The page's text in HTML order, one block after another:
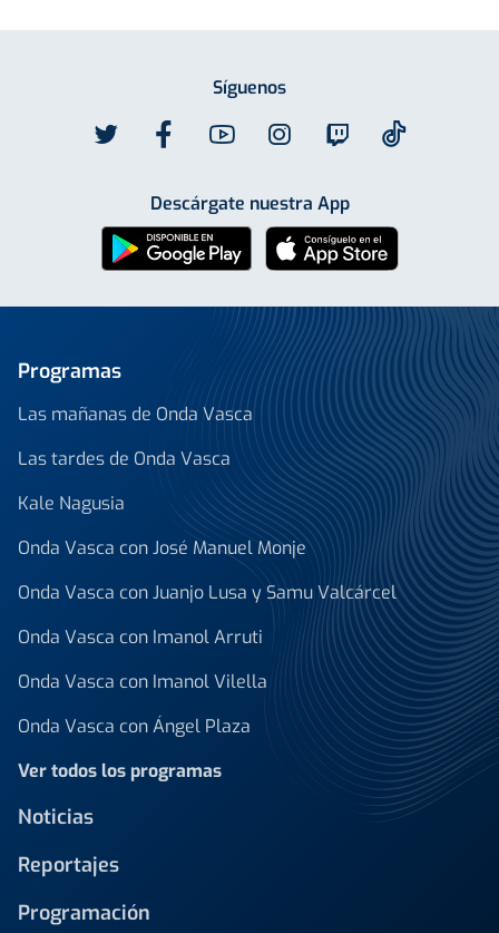
Síguenos
Descárgate nuestra App
Programas
Las mañanas de Onda Vasca
Las tardes de Onda Vasca
Kale Nagusia
Onda Vasca con José Manuel Monje
Onda Vasca con Juanjo Lusa y Samu Valcárcel
Onda Vasca con Imanol Arruti
Onda Vasca con Imanol Vilella
Onda Vasca con Ángel Plaza
Ver todos los programas
Noticias
Reportajes
Programación